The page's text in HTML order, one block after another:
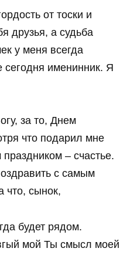
от тоски и
друзья, а судьба
у меня всегда
именинник. Я
за то, Днем
что подарил мне
– счастье.
с самым
что, сынок,
будет рядом.
мой Ты смысл моей